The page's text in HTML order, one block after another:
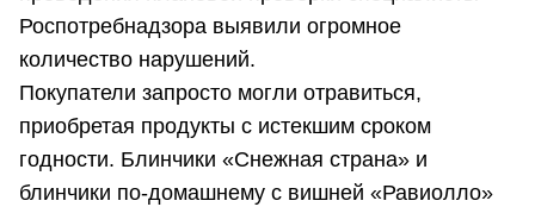
Роспотребнадзора выявили огромное
количество нарушений.
Покупатели запросто могли отравиться,
приобретая продукты с истекшим сроком
годности. Блинчики «Снежная страна» и
блинчики по-домашнему с вишней «Равиолло»